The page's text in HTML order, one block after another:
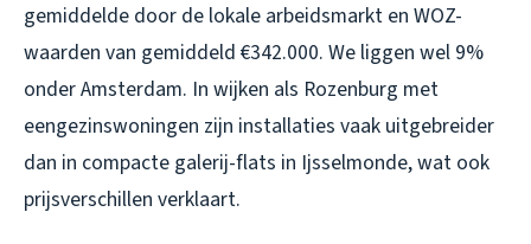
gemiddelde door de lokale arbeidsmarkt en WOZ-
waarden van gemiddeld €342.000. We liggen wel 9%
onder Amsterdam. In wijken als Rozenburg met
eengezinswoningen zijn installaties vaak uitgebreider
dan in compacte galerij-flats in Ijsselmonde, wat ook
prijsverschillen verklaart.